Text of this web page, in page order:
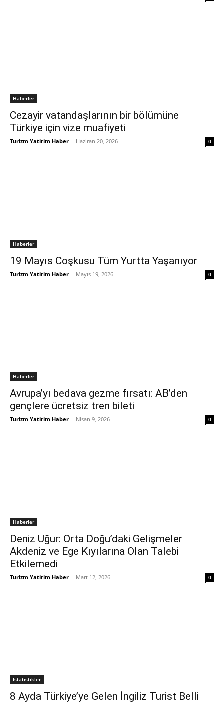
Haberler
Cezayir vatandaşlarının bir bölümüne
Türkiye için vize muafiyeti
Turizm Yatirim Haber - Haziran 20, 2026 0
Haberler
19 Mayıs Coşkusu Tüm Yurtta Yaşanıyor
Turizm Yatirim Haber - Mayıs 19, 2026 0
Haberler
Avrupa’yı bedava gezme fırsatı: AB’den
gençlere ücretsiz tren bileti
Turizm Yatirim Haber - Nisan 9, 2026 0
Haberler
Deniz Uğur: Orta Doğu’daki Gelişmeler
Akdeniz ve Ege Kıyılarına Olan Talebi
Etkilemedi
Turizm Yatirim Haber - Mart 12, 2026 0
İstatistikler
8 Ayda Türkiye’ye Gelen İngiliz Turist Belli